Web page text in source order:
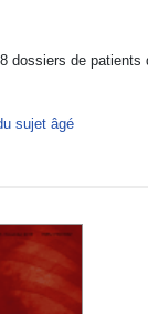
dossiers de patients
sujet âgé